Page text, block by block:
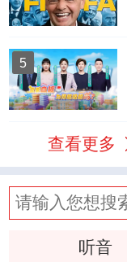
5
查看更多
听音